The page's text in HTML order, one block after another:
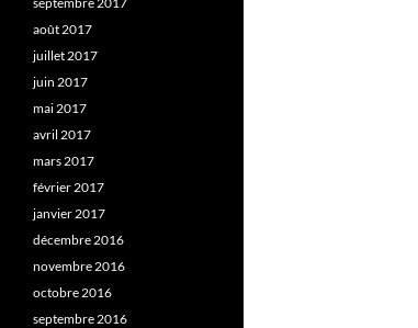
août 2017
juillet 2017
juin 2017
mai 2017
avril 2017
mars 2017
février 2017
janvier 2017
décembre 2016
novembre 2016
octobre 2016
septembre 2016